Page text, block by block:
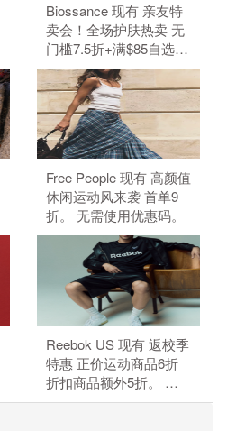
Biossance 现有 亲友特
卖会！全场护肤热卖 无
门槛7.5折+满$85自选3
件好礼。 无需使用优惠
码。
Free People 现有 高颜值
休闲运动风来袭 首单9
折。 无需使用优惠码。
Reebok US 现有 返校季
特惠 正价运动商品6折
折扣商品额外5折。 正
价商品6折，折扣商品额